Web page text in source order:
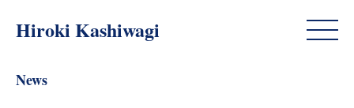
Hiroki Kashiwagi
News